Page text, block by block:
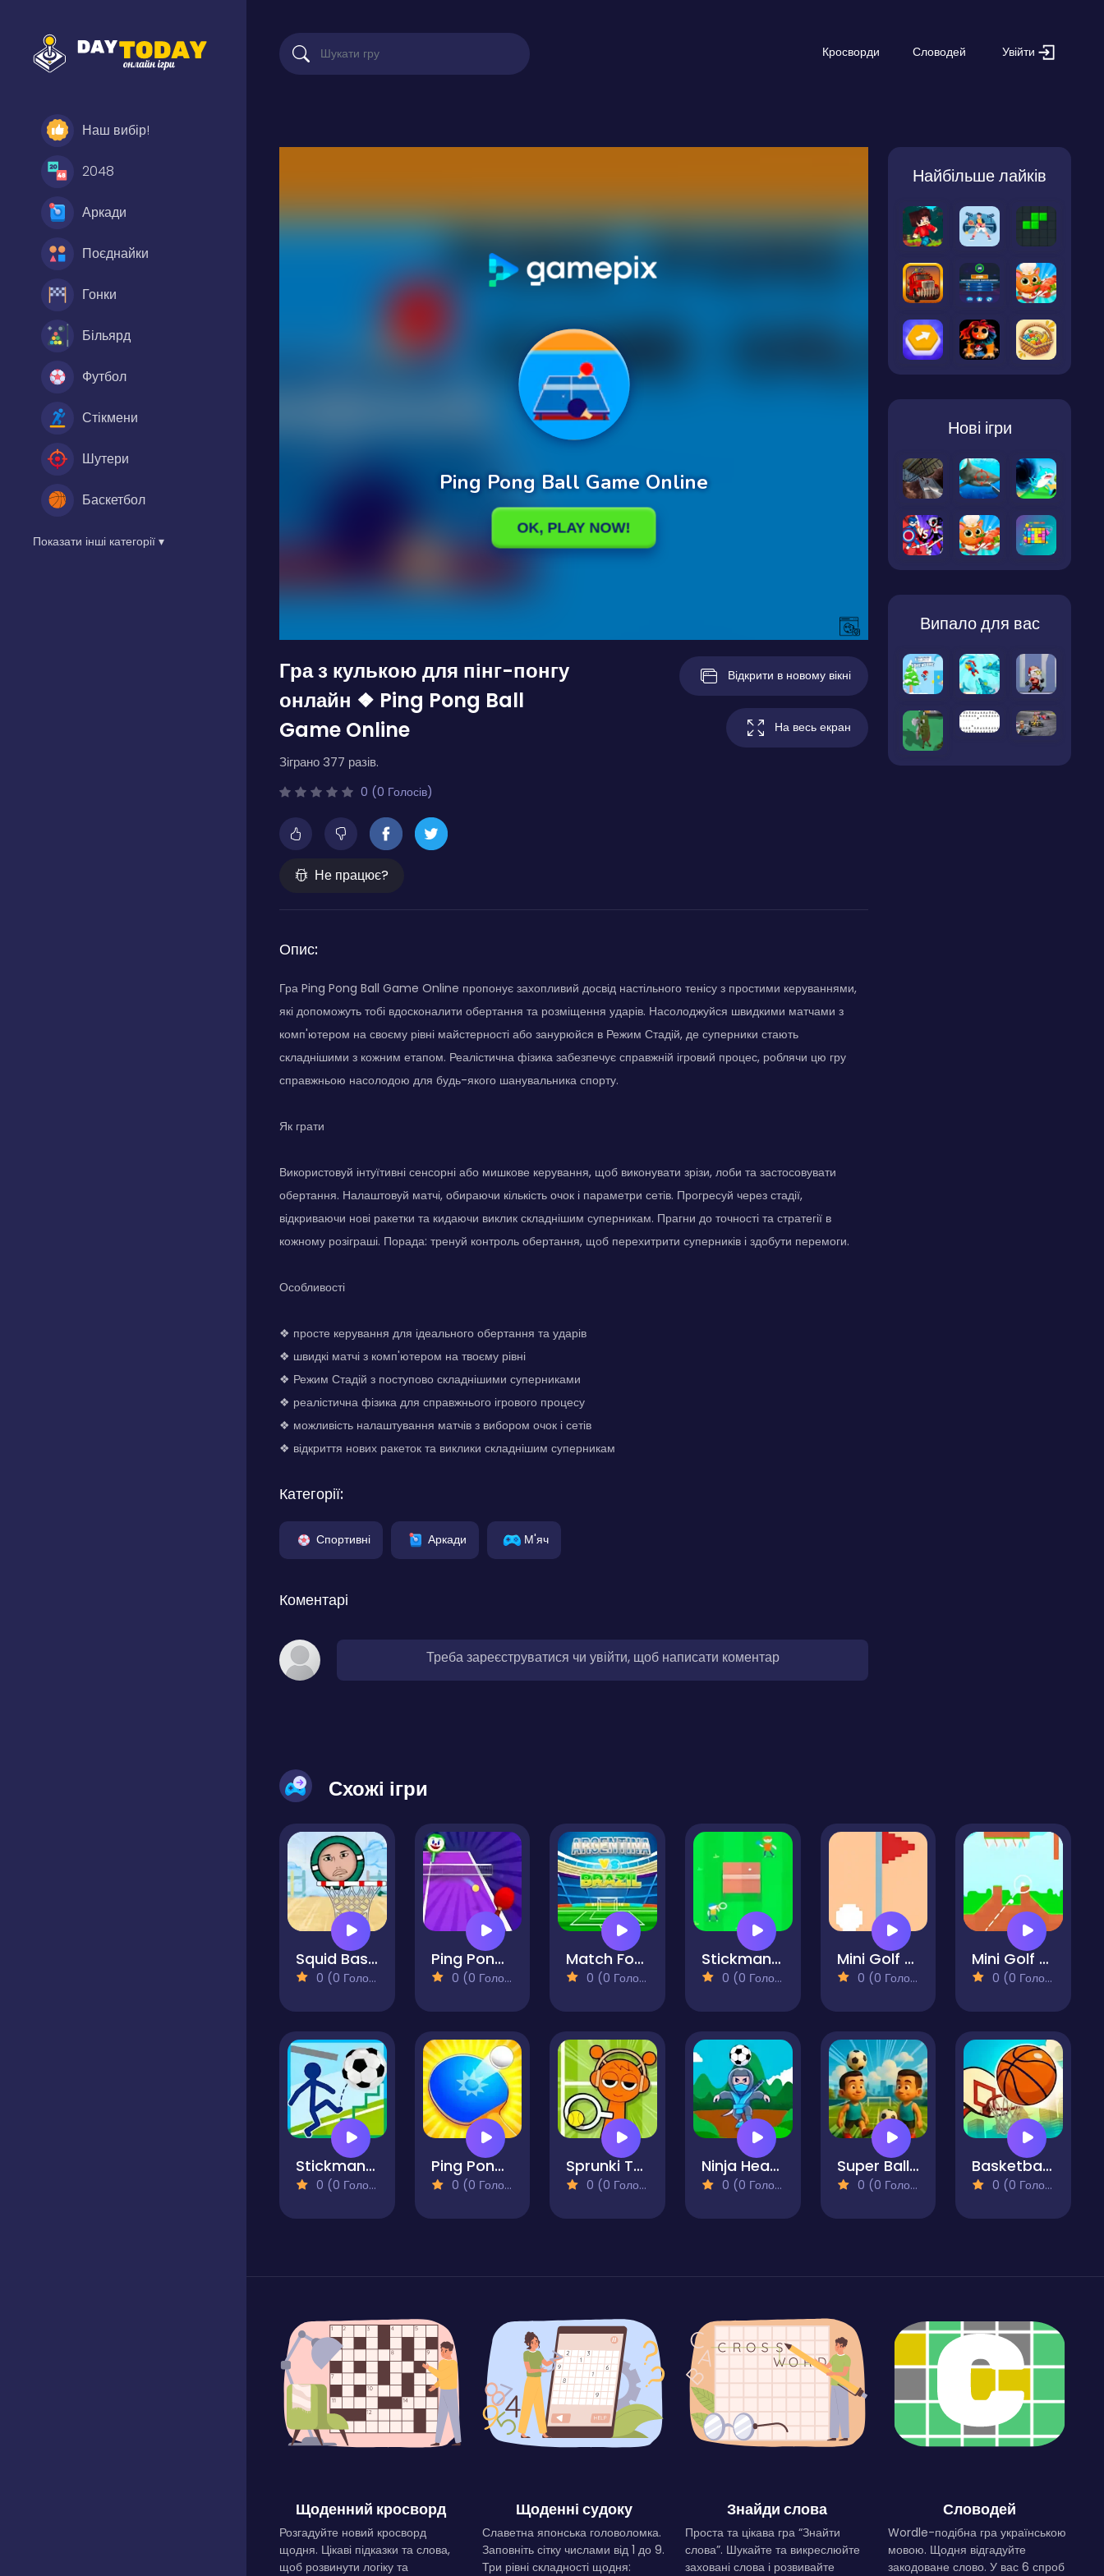
Наш вибір!
2048
Аркади
Поєднайки
Гонки
Більярд
Футбол
Стікмени
Шутери
Баскетбол
Показати інші категорії ▾
Кросворди Словодей Увійти
Гра з кулькою для пінг-понгу
онлайн ❖ Ping Pong Ball
Game Online
Зіграно 377 разів.
0 (0 Голосів)
Не працює?
Відкрити в новому вікні
На весь екран
Опис:
Гра Ping Pong Ball Game Online пропонує захопливий досвід настільного тенісу з простими керуваннями,
які допоможуть тобі вдосконалити обертання та розміщення ударів. Насолоджуйся швидкими матчами з
комп'ютером на своєму рівні майстерності або занурюйся в Режим Стадій, де суперники стають
складнішими з кожним етапом. Реалістична фізика забезпечує справжній ігровий процес, роблячи цю гру
справжньою насолодою для будь-якого шанувальника спорту.
Як грати
Використовуй інтуїтивні сенсорні або мишкове керування, щоб виконувати зрізи, лоби та застосовувати
обертання. Налаштовуй матчі, обираючи кількість очок і параметри сетів. Прогресуй через стадії,
відкриваючи нові ракетки та кидаючи виклик складнішим суперникам. Прагни до точності та стратегії в
кожному розіграші. Порада: тренуй контроль обертання, щоб перехитрити суперників і здобути перемоги.
Особливості
❖ просте керування для ідеального обертання та ударів
❖ швидкі матчі з комп'ютером на твоєму рівні
❖ Режим Стадій з поступово складнішими суперниками
❖ реалістична фізика для справжнього ігрового процесу
❖ можливість налаштування матчів з вибором очок і сетів
❖ відкриття нових ракеток та виклики складнішим суперникам
Категорії:
Спортивні Аркади М'яч
Коментарі
Треба зареєструватися чи увійти, щоб написати коментар
Найбільше лайків
Нові ігри
Випало для вас
Схожі ігри
Squid Basket
0 (0 Голосів)
Ping Pong Air
0 (0 Голосів)
Match Football Brazil or Argentina
0 (0 Голосів)
Stickman Ping Pong 2
0 (0 Голосів)
Mini Golf Funny
0 (0 Голосів)
Mini Golf Funny 2
0 (0 Голосів)
Stickman Football
0 (0 Голосів)
Ping Pong 3D
0 (0 Голосів)
Sprunki Tennis
0 (0 Голосів)
Ninja Head Ball
0 (0 Голосів)
Super Ball Juggling Remix
0 (0 Голосів)
Basketball Rush
0 (0 Голосів)
Щоденний кросворд
Розгадуйте новий кросворд
щодня. Цікаві підказки та слова,
щоб розвинути логіку та
Щоденні судоку
Славетна японська головоломка.
Заповніть сітку числами від 1 до 9.
Три рівні складності щодня:
Знайди слова
Проста та цікава гра “Знайти
слова”. Шукайте та викреслюйте
заховані слова і розвивайте
Словодей
Wordle-подібна гра українською
мовою. Щодня відгадуйте
закодоване слово. У вас 6 спроб